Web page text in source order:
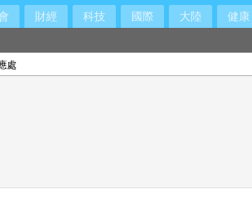
財經 科技 國際 大陸 健康
處